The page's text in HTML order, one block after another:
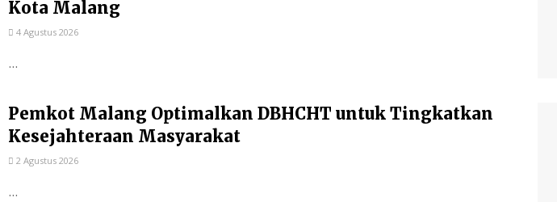
Kota Malang
4 Agustus 2026
...
Pemkot Malang Optimalkan DBHCHT untuk Tingkatkan
Kesejahteraan Masyarakat
2 Agustus 2026
...